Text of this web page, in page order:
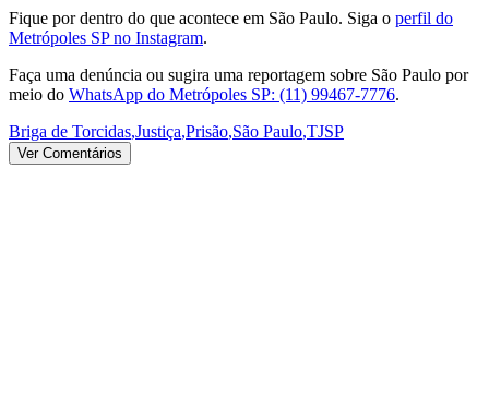
Fique por dentro do que acontece em São Paulo. Siga o perfil do
Metrópoles SP no Instagram.
Faça uma denúncia ou sugira uma reportagem sobre São Paulo por
meio do WhatsApp do Metrópoles SP: (11) 99467-7776.
Briga de Torcidas,Justiça,Prisão,São Paulo,TJSP
Ver Comentários